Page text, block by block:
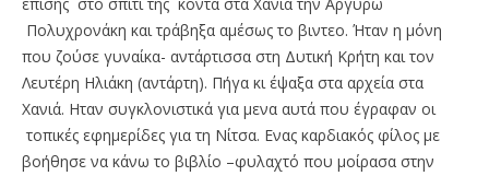
Πολυχρονάκη και τράβηξα αμέσως το βιντεο. Ήταν η μόνη
που ζούσε γυναίκα- αντάρτισσα στη Δυτική Κρήτη και τον
Λευτέρη Ηλιάκη (αντάρτη). Πήγα κι έψαξα στα αρχεία στα
Χανιά. Ηταν συγκλονιστικά για μενα αυτά που έγραφαν οι
τοπικές εφημερίδες για τη Νίτσα. Ενας καρδιακός φίλος με
βοήθησε να κάνω το βιβλίο –φυλαχτό που μοίρασα στην